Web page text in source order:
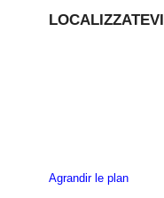
Agrandir le plan